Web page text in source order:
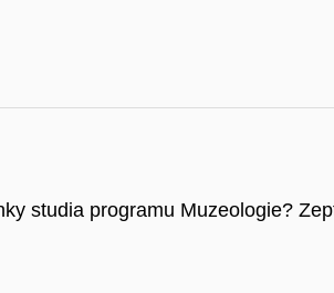
studia programu Muzeologie?